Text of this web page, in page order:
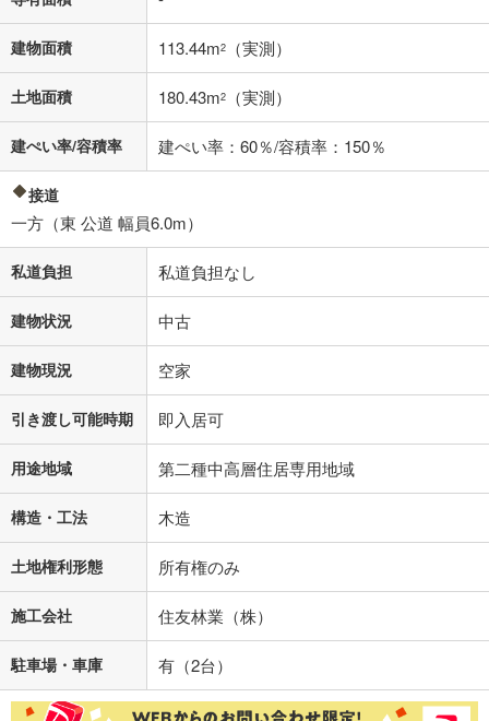
建物面積 113.44m2 （実測）
土地面積 180.43m2 （実測）
建ぺい率/容積率 建ぺい率：60％/容積率：150％
接道
一方（東 公道 幅員6.0m）
私道負担 私道負担なし
建物状況 中古
建物現況 空家
引き渡し可能時期 即入居可
用途地域 第二種中高層住居専用地域
構造・工法 木造
土地権利形態 所有権のみ
施工会社 住友林業（株）
駐車場・車庫 有（2台）